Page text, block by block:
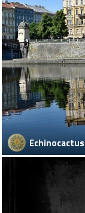
Echinocactus